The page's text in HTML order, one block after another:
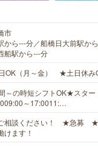
市
から---分／船橋日大前駅か
船駅から---分
OK（月～金） ★土日休み
～の時短シフトOK★スター
～17:0011:…
相談ください！ ★急募 ★
けます！